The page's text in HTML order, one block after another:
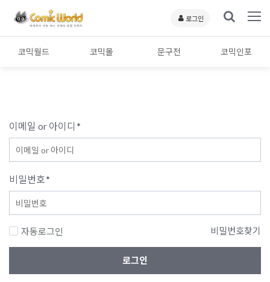
로그인
코믹월드 코믹몰 문구전 코믹인포
이메일 or 아이디 *
비밀번호*
자동로그인 비밀번호찾기
로그인